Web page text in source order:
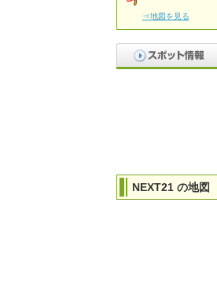
⇒地図を見る
NEXT21 の地図